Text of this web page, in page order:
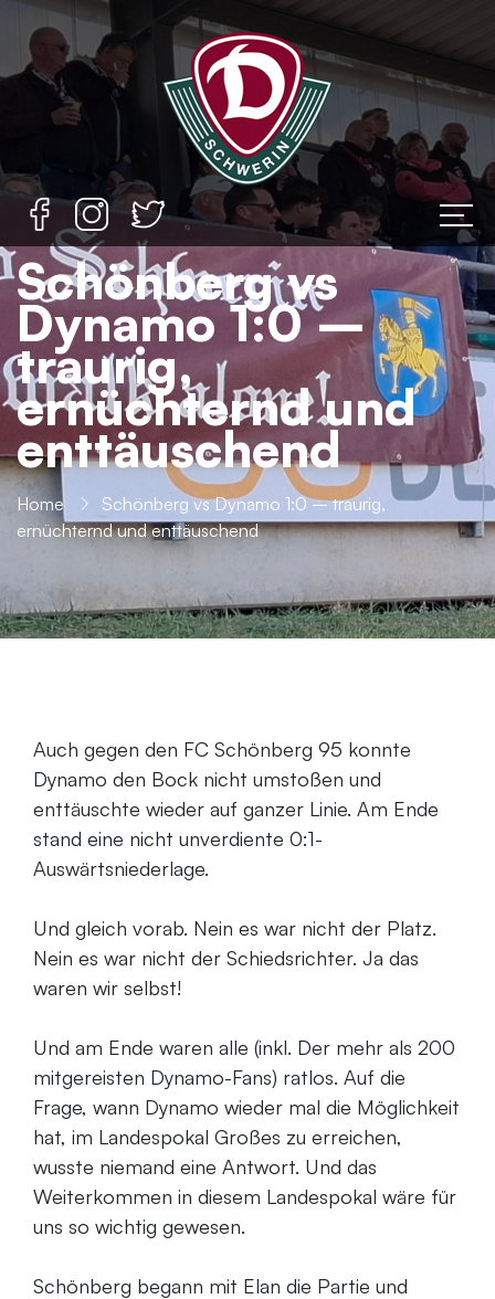
Schönberg vs
Dynamo 1:0 –
traurig,
ernüchternd und
enttäuschend
Home
Schönberg vs Dynamo 1:0 – traurig,
ernüchternd und enttäuschend
Auch gegen den FC Schönberg 95 konnte
Dynamo den Bock nicht umstoßen und
enttäuschte wieder auf ganzer Linie. Am Ende
stand eine nicht unverdiente 0:1-
Auswärtsniederlage.
Und gleich vorab. Nein es war nicht der Platz.
Nein es war nicht der Schiedsrichter. Ja das
waren wir selbst!
Und am Ende waren alle (inkl. Der mehr als 200
mitgereisten Dynamo-Fans) ratlos. Auf die
Frage, wann Dynamo wieder mal die Möglichkeit
hat, im Landespokal Großes zu erreichen,
wusste niemand eine Antwort. Und das
Weiterkommen in diesem Landespokal wäre für
uns so wichtig gewesen.
Schönberg begann mit Elan die Partie und